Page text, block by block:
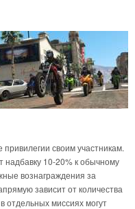
своим участникам.
надбавку 10-20% к обычному
вознаграждения за
зависит от количества
отдельных миссиях могут